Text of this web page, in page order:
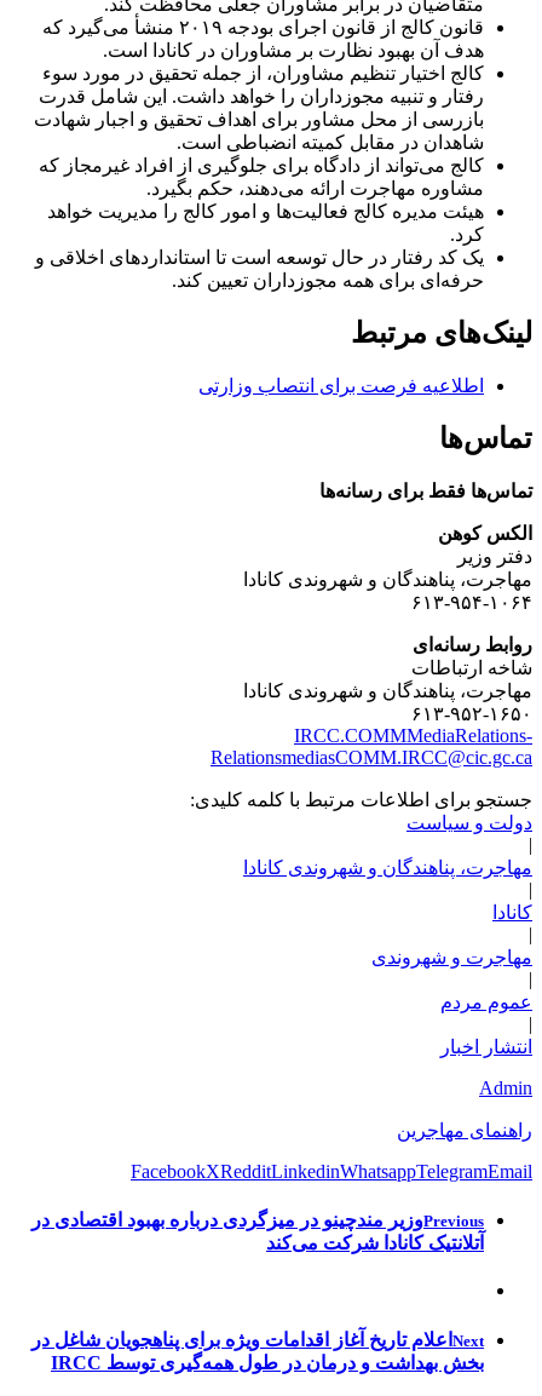
متقاضیان در برابر مشاوران جعلی محافظت کند.
قانون کالج از قانون اجرای بودجه ۲۰۱۹ منشأ می‌گیرد که
هدف آن بهبود نظارت بر مشاوران در کانادا است.
کالج اختیار تنظیم مشاوران، از جمله تحقیق در مورد سوء
رفتار و تنبیه مجوزداران را خواهد داشت. این شامل قدرت
بازرسی از محل مشاور برای اهداف تحقیق و اجبار شهادت
شاهدان در مقابل کمیته انضباطی است.
کالج می‌تواند از دادگاه برای جلوگیری از افراد غیرمجاز که
مشاوره مهاجرت ارائه می‌دهند، حکم بگیرد.
هیئت مدیره کالج فعالیت‌ها و امور کالج را مدیریت خواهد
کرد.
یک کد رفتار در حال توسعه است تا استانداردهای اخلاقی و
حرفه‌ای برای همه مجوزداران تعیین کند.
لینک‌های مرتبط
اطلاعیه فرصت برای انتصاب وزارتی
تماس‌ها
تماس‌ها فقط برای رسانه‌ها
الکس کوهن
دفتر وزیر
مهاجرت، پناهندگان و شهروندی کانادا
۶۱۳-۹۵۴-۱۰۶۴
روابط رسانه‌ای
شاخه ارتباطات
مهاجرت، پناهندگان و شهروندی کانادا
۶۱۳-۹۵۲-۱۶۵۰
IRCC.COMMMediaRelations-
RelationsmediasCOMM.IRCC@cic.gc.ca
جستجو برای اطلاعات مرتبط با کلمه کلیدی:
دولت و سیاست
|
مهاجرت، پناهندگان و شهروندی کانادا
|
کانادا
|
مهاجرت و شهروندی
|
عموم مردم
|
انتشار اخبار
Admin
راهنمای مهاجرین
FacebookXRedditLinkedinWhatsappTelegramEmail
Previousوزیر مندچینو در میزگردی درباره بهبود اقتصادی در
آتلانتیک کانادا شرکت می‌کند
Next اعلام تاریخ آغاز اقدامات ویژه برای پناهجویان شاغل در
بخش بهداشت و درمان در طول همه‌گیری توسط IRCC